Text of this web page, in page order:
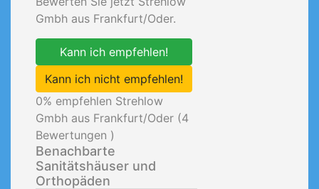
Gmbh aus Frankfurt/Oder.
Kann ich empfehlen!
Kann ich nicht empfehlen!
0% empfehlen Strehlow
Gmbh aus Frankfurt/Oder (4
Bewertungen )
Benachbarte
Sanitätshäuser und
Orthopäden